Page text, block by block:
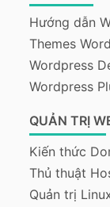
Hướng dẫn
Themes
Wordpress
Wordpress
QUẢN TRỊ
Kiến thức
Thủ thuật
Quản trị